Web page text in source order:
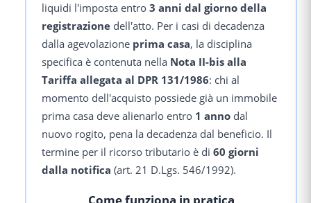
liquidi l'imposta entro 3 anni dal giorno della
registrazione dell'atto. Per i casi di decadenza
dalla agevolazione prima casa, la disciplina
specifica è contenuta nella Nota II-bis alla
Tariffa allegata al DPR 131/1986: chi al
momento dell'acquisto possiede già un immobile
prima casa deve alienarlo entro 1 anno dal
nuovo rogito, pena la decadenza dal beneficio. Il
termine per il ricorso tributario è di 60 giorni
dalla notifica (art. 21 D.Lgs. 546/1992).